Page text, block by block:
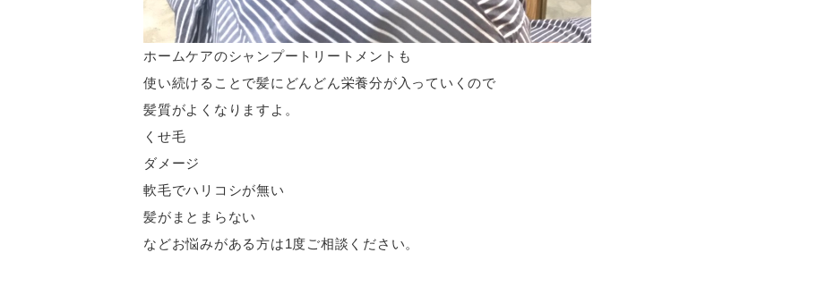
ホームケアのシャンプートリートメントも
使い続けることで髪にどんどん栄養分が入っていくので
髪質がよくなりますよ。
くせ毛
ダメージ
軟毛でハリコシが無い
髪がまとまらない
などお悩みがある方は1度ご相談ください。